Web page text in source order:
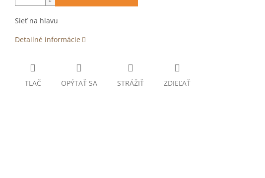
Sieť na hlavu
Detailné informácie
TLAČ OPÝTAŤ SA STRÁŽIŤ ZDIEĽAŤ